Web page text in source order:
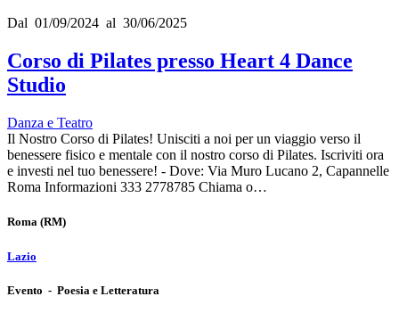
Dal 01/09/2024 al 30/06/2025
Corso di Pilates presso Heart 4 Dance
Studio
Danza e Teatro
Il Nostro Corso di Pilates! Unisciti a noi per un viaggio verso il
benessere fisico e mentale con il nostro corso di Pilates. Iscriviti ora
e investi nel tuo benessere! - Dove: Via Muro Lucano 2, Capannelle
Roma Informazioni 333 2778785 Chiama o…
Roma (RM)
Lazio
Evento - Poesia e Letteratura